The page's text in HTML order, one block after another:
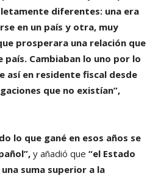
diferentes: una era
en un país y otra, muy
prosperara una relación que
país. Cambiaban lo uno por lo
en residente fiscal desde
que no existían”,
lo que gané en esos años se
y añadió que “el Estado
suma superior a la